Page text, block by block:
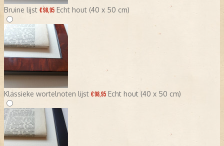
Bruine lijst € 98,95 Echt hout (40 x 50 cm)
Klassieke wortelnoten lijst € 98,95 Echt hout (40 x 50 cm)